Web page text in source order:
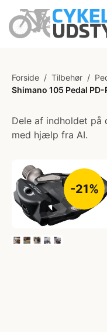
Forside / Tilbehør /
Shimano 105 Pedal
Dele af indholdet på
med hjælp fra AI.
-21%